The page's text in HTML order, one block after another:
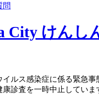
問
イルス感染症に係る緊急事
康診査を一時中止していま